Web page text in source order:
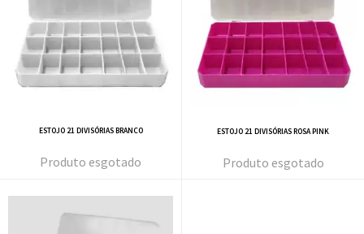
ESTOJO 21 DIVISÓRIAS BRANCO
esgotado
ESTOJO 21 DIVISÓRIAS ROSA PINK
esgotado